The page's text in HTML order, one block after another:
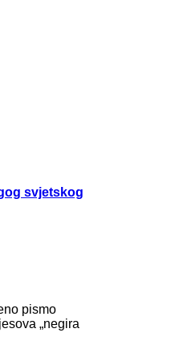
svjetskog
pismo
„negira